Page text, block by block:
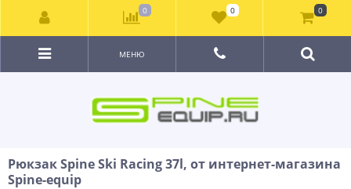
МЕНЮ
Рюкзак Spine Ski Racing 37l, от интернет-магазина
Spine-equip
0 0 0